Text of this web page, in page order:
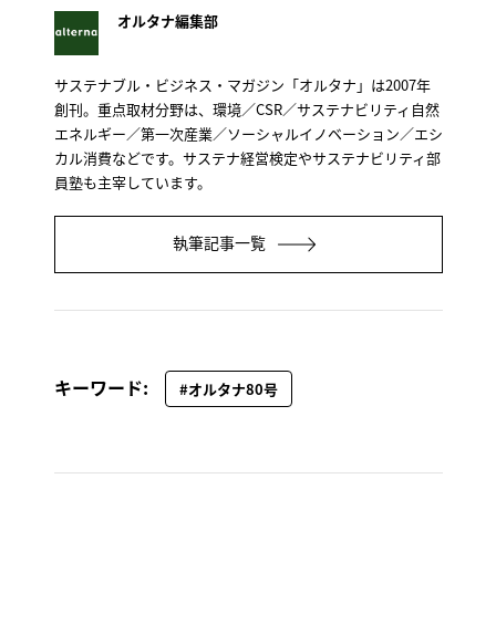
オルタナ編集部
サステナブル・ビジネス・マガジン「オルタナ」は2007年
創刊。重点取材分野は、環境／CSR／サステナビリティ自然
エネルギー／第一次産業／ソーシャルイノベーション／エシ
カル消費などです。サステナ経営検定やサステナビリティ部
員塾も主宰しています。
執筆記事一覧
キーワード: #オルタナ80号